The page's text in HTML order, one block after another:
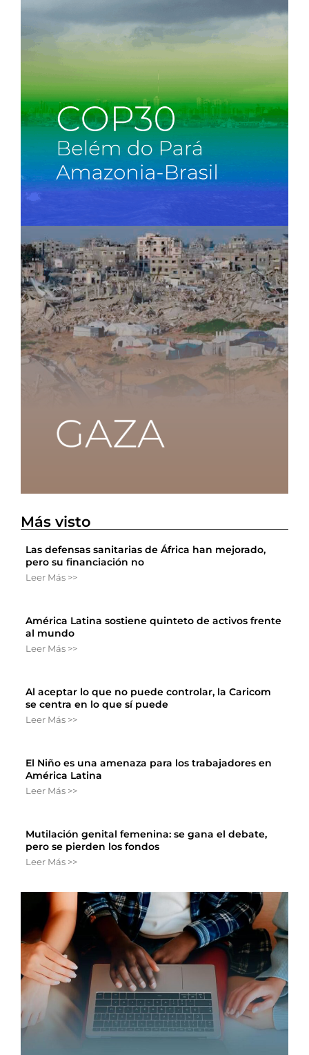
Más visto
Las defensas sanitarias de África han mejorado,
pero su financiación no
Leer Más >>
América Latina sostiene quinteto de activos frente
al mundo
Leer Más >>
Al aceptar lo que no puede controlar, la Caricom
se centra en lo que sí puede
Leer Más >>
El Niño es una amenaza para los trabajadores en
América Latina
Leer Más >>
Mutilación genital femenina: se gana el debate,
pero se pierden los fondos
Leer Más >>